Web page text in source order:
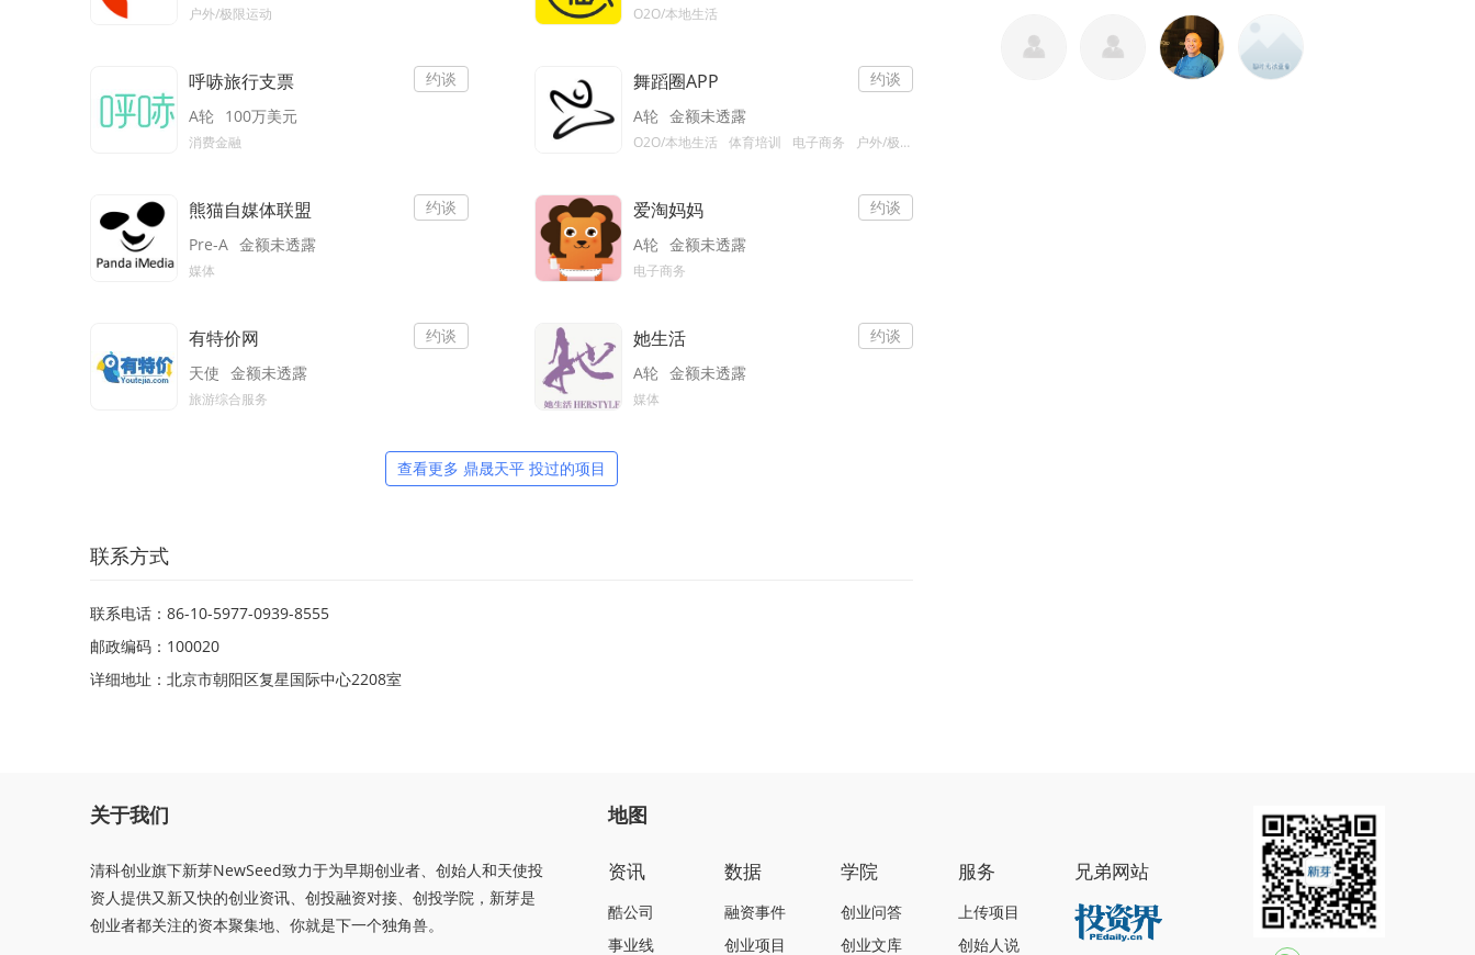
户外/极限运动 O2O/本地生活
呼哧旅行支票
A轮 100万美元
消费金融
约谈 舞蹈圈APP
A轮 金额未透露
O2O/本地生活 体育培训 电子商务 户外/极限运动
约谈
熊猫自媒体联盟
Pre-A 金额未透露
媒体
约谈 爱淘妈妈
A轮 金额未透露
电子商务
约谈
有特价网
天使 金额未透露
旅游综合服务
约谈 她生活
A轮 金额未透露
媒体
约谈
查看更多 鼎晟天平 投过的项目
联系方式
联系电话：86-10-5977-0939-8555
邮政编码：100020
详细地址：北京市朝阳区复星国际中心2208室
关于我们
清科创业旗下新芽NewSeed致力于为早期创业者、创始人和天使投
资人提供又新又快的创业资讯、创投融资对接、创投学院，新芽是
创业者都关注的资本聚集地、你就是下一个独角兽。
地图
资讯
酷公司
事业线
数据
融资事件
创业项目
学院
创业问答
创业文库
服务
上传项目
创始人说
兄弟网站